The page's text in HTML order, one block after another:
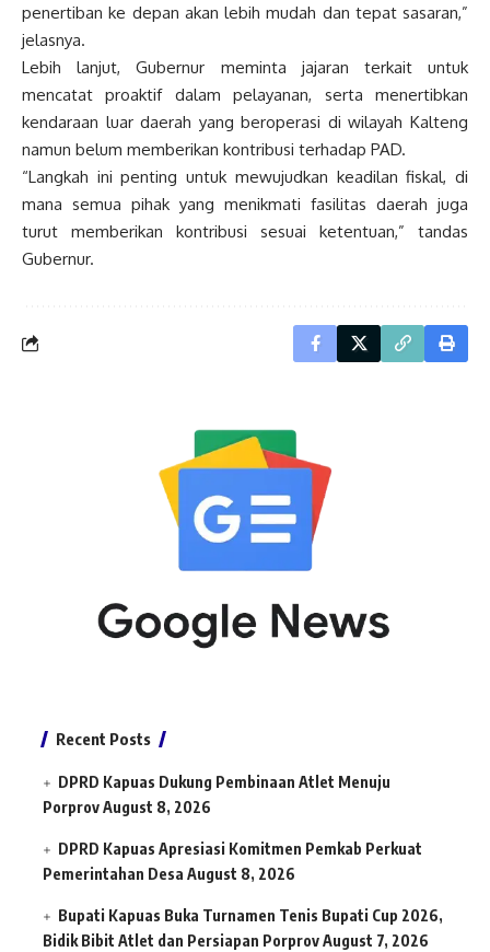
penertiban ke depan akan lebih mudah dan tepat sasaran,”
jelasnya.
Lebih lanjut, Gubernur meminta jajaran terkait untuk
mencatat proaktif dalam pelayanan, serta menertibkan
kendaraan luar daerah yang beroperasi di wilayah Kalteng
namun belum memberikan kontribusi terhadap PAD.
“Langkah ini penting untuk mewujudkan keadilan fiskal, di
mana semua pihak yang menikmati fasilitas daerah juga
turut memberikan kontribusi sesuai ketentuan,” tandas
Gubernur.
Recent Posts
DPRD Kapuas Dukung Pembinaan Atlet Menuju
PorprovAugust 8, 2026
DPRD Kapuas Apresiasi Komitmen Pemkab Perkuat
Pemerintahan Desa August 8, 2026
Bupati Kapuas Buka Turnamen Tenis Bupati Cup 2026,
Bidik Bibit Atlet dan Persiapan PorprovAugust 7, 2026